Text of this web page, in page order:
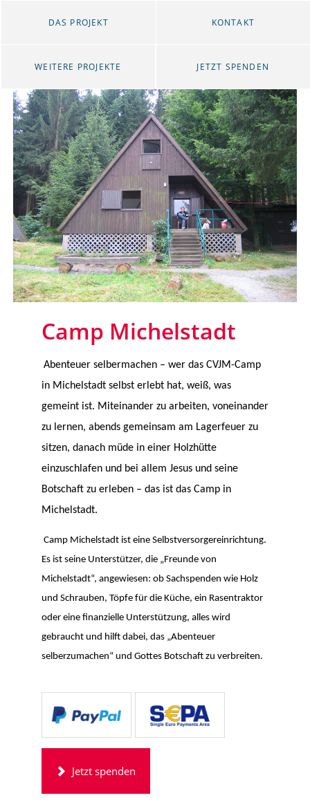
DAS PROJEKT KONTAKT
WEITERE PROJEKTE JETZT SPENDEN
Camp Michelstadt
Abenteuer selbermachen – wer das CVJM-Camp
in Michelstadt selbst erlebt hat, weiß, was
gemeint ist. Miteinander zu arbeiten, voneinander
zu lernen, abends gemeinsam am Lagerfeuer zu
sitzen, danach müde in einer Holzhütte
einzuschlafen und bei allem Jesus und seine
Botschaft zu erleben – das ist das Camp in
Michelstadt.
Camp Michelstadt ist eine Selbstversorgereinrichtung.
Es ist seine Unterstützer, die „Freunde von
Michelstadt“, angewiesen: ob Sachspenden wie Holz
und Schrauben, Töpfe für die Küche, ein Rasentraktor
oder eine finanzielle Unterstützung, alles wird
gebraucht und hilft dabei, das „Abenteuer
selberzumachen“ und Gottes Botschaft zu verbreiten.
Jetzt spenden